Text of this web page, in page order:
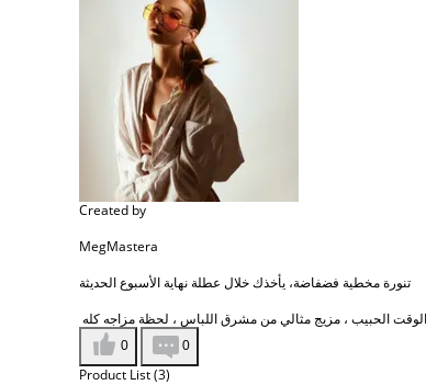
Created by
MegMastera
تنورة مخطية فضفاضة، يأخذك خلال عطلة نهاية الأسبوع الحديثة
0 0
Product List (3)